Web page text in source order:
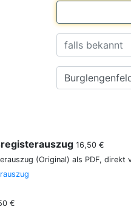
16,50 €
(Original) als PDF,
€